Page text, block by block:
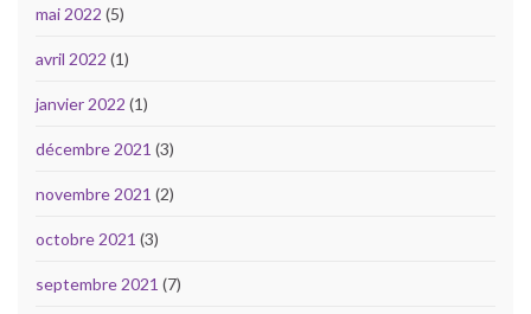
mai 2022 (5)
avril 2022 (1)
janvier 2022 (1)
décembre 2021 (3)
novembre 2021 (2)
octobre 2021 (3)
septembre 2021 (7)